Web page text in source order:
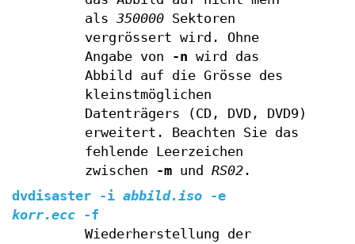
als 350000Sektoren
vergrössert wird. Ohne
Angabe von
-n wird das
Abbild auf die Grösse des
kleinstmöglichen
Datenträgers (CD, DVD, DVD9)
erweitert. Beachten Sie das
fehlende Leerzeichen
zwischen
-mund RS02.
dvdisaster
-i abbild.iso
-e
korr.ecc
-f
Wiederherstellung der